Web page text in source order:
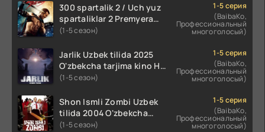
300 spartalik 2 / Uch yuz
spartaliklar 2 Premyera
Uzbek tilida 2013
skachat
(1-5 сезон)
1-5 серия
(BaibaKo,
Профессиональный
многоголосый)
Jarlik Uzbek tilida 2025
O'zbekcha tarjima kino HD
skachat
(1-5 сезон)
1-5 серия
(BaibaKo,
Профессиональный
многоголосый)
Shon Ismli Zombi Uzbek
tilida 2004 O'zbekcha
tarjima kino HD skachat
(1-5 сезон)
1-5 серия
(BaibaKo,
Профессиональный
многоголосый)